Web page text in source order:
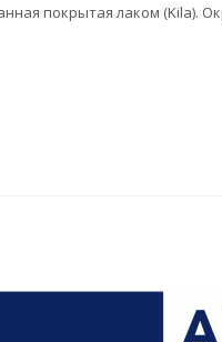
покрытая лаком (Kila).